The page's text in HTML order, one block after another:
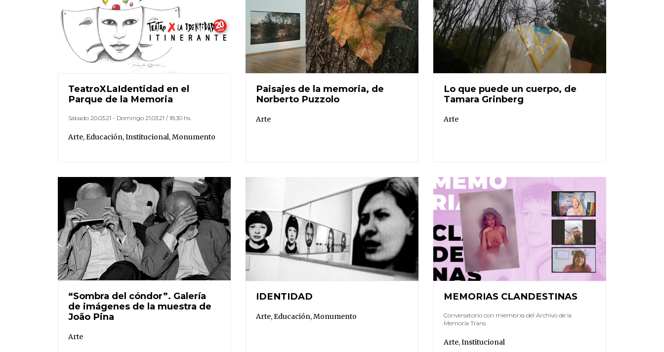
TeatroXLaIdentidad en el
Parque de la Memoria
Sábado 20.03.21 - Domingo 21.03.21 / 18.30 hs.
Arte,Educación,Institucional,Monumento
Paisajes de la memoria, de
Norberto Puzzolo
Arte
Lo que puede un cuerpo, de
Tamara Grinberg
Arte
“Sombra del cóndor”. Galería
de imágenes de la muestra de
João Pina
Arte
IDENTIDAD
Arte,Educación,Monumento
MEMORIAS CLANDESTINAS
Conversatorio con miembrxs del Archivo de la
Memoria Trans
Arte,Institucional